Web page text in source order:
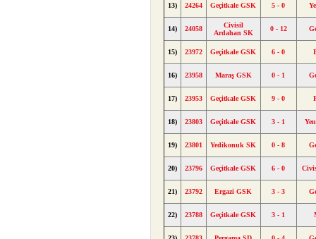
13) 24264 Geçitkale GSK 5 - 0
14) 24058
Civisil
Ardahan SK
0 - 12
15) 23972 Geçitkale GSK 6 - 0
16) 23958 Maraş GSK 0 - 1
17) 23953 Geçitkale GSK 9 - 0
18) 23803 Geçitkale GSK 3 - 1
19) 23801 Yedikonuk SK 0 - 8
20) 23796 Geçitkale GSK 6 - 0
21) 23792 Ergazi GSK 3 - 3
22) 23788 Geçitkale GSK 3 - 1